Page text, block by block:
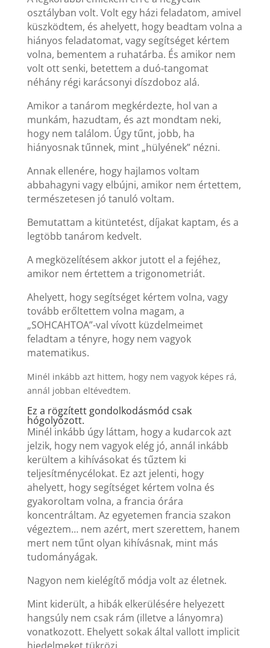
osztályban volt. Volt egy házi feladatom, amivel
küszködtem, és ahelyett, hogy beadtam volna a
hiányos feladatomat, vagy segítséget kértem
volna, bementem a ruhatárba. És amikor nem
volt ott senki, betettem a duó-tangomat
néhány régi karácsonyi díszdoboz alá.
Amikor a tanárom megkérdezte, hol van a
munkám, hazudtam, és azt mondtam neki,
hogy nem találom. Úgy tűnt, jobb, ha
hiányosnak tűnnek, mint „hülyének” nézni.
Annak ellenére, hogy hajlamos voltam
abbahagyni vagy elbújni, amikor nem értettem,
természetesen jó tanuló voltam.
Bemutattam a kitüntetést, díjakat kaptam, és a
legtöbb tanárom kedvelt.
A megközelítésem akkor jutott el a fejéhez,
amikor nem értettem a trigonometriát.
Ahelyett, hogy segítséget kértem volna, vagy
tovább erőltettem volna magam, a
„SOHCAHTOA”-val vívott küzdelmeimet
feladtam a tényre, hogy nem vagyok
matematikus.
Minél inkább azt hittem, hogy nem vagyok képes rá,
annál jobban eltévedtem.
Ez a rögzített gondolkodásmód csak
hógolyózott.
Minél inkább úgy láttam, hogy a kudarcok azt
jelzik, hogy nem vagyok elég jó, annál inkább
kerültem a kihívásokat és tűztem ki
teljesítménycélokat. Ez azt jelenti, hogy
ahelyett, hogy segítséget kértem volna és
gyakoroltam volna, a francia órára
koncentráltam. Az egyetemen francia szakon
végeztem… nem azért, mert szerettem, hanem
mert nem tűnt olyan kihívásnak, mint más
tudományágak.
Nagyon nem kielégítő módja volt az életnek.
Mint kiderült, a hibák elkerülésére helyezett
hangsúly nem csak rám (illetve a lányomra)
vonatkozott. Ehelyett sokak által vallott implicit